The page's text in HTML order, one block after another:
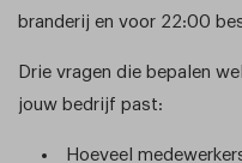
branderij en voor 22:00
Drie vragen die bepalen
jouw bedrijf past:
Hoeveel